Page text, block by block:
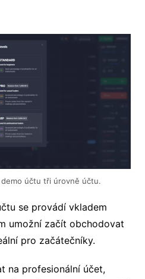
účtu tři úrovně účtu.
se provádí vkladem
umožní začít obchodovat
pro začátečníky.
na profesionální účet,